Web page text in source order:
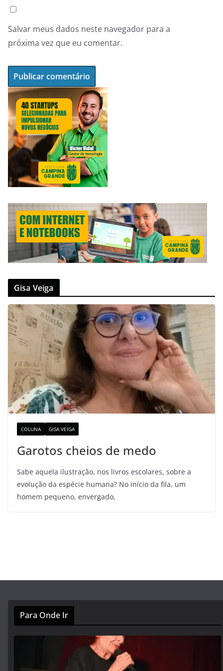
Salvar meus dados neste navegador para a
próxima vez que eu comentar.
Gisa Veiga
COLUNA GISA VEIGA
Garotos cheios de medo
Sabe aquela ilustração, nos livros escolares, sobre a
evolução da espécie humana? No início da fila, um
homem pequeno, envergado,
Para Onde Ir